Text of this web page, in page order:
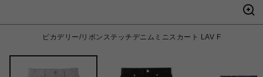
ピカデリー/リボンステッチデニムミニスカート LAV F